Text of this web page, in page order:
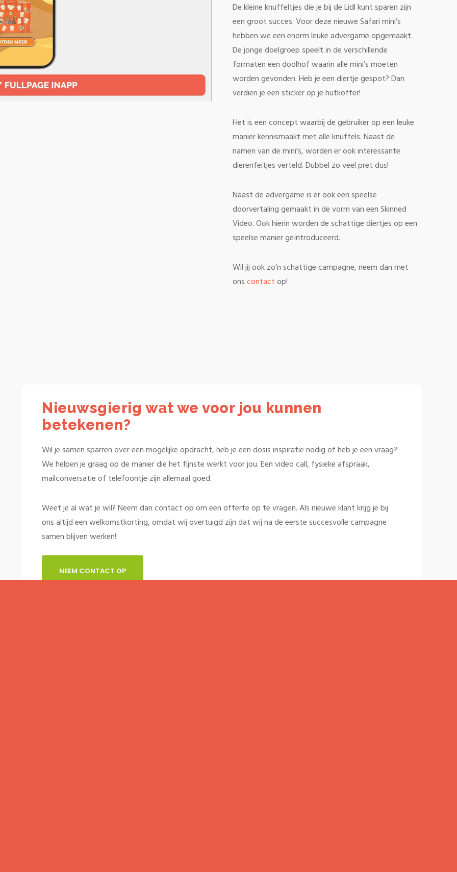
De kleine knuffeltjes die je bij de Lidl kunt sparen zijn
een groot succes. Voor deze nieuwe Safari mini’s
hebben we een enorm leuke advergame opgemaakt.
De jonge doelgroep speelt in de verschillende
formaten een doolhof waarin alle mini’s moeten
worden gevonden. Heb je een diertje gespot? Dan
verdien je een sticker op je hutkoffer!
Het is een concept waarbij de gebruiker op een leuke
manier kennismaakt met alle knuffels. Naast de
namen van de mini’s, worden er ook interessante
dierenfeitjes verteld. Dubbel zo veel pret dus!
Naast de advergame is er ook een speelse
doorvertaling gemaakt in de vorm van een Skinned
Video. Ook hierin worden de schattige diertjes op een
speelse manier geïntroduceerd.
Wil jij ook zo’n schattige campagne, neem dan met
onscontactop!
Nieuwsgierig wat we voor jou kunnen
betekenen?
Wil je samen sparren over een mogelijke opdracht, heb je een dosis inspiratie nodig of heb je een vraag?
We helpen je graag op de manier die het fijnste werkt voor jou. Een video call, fysieke afspraak,
mailconversatie of telefoontje zijn allemaal goed.
Weet je al wat je wil? Neem dan contact op om een offerte op te vragen. Als nieuwe klant krijg je bij
ons altijd een welkomstkorting, omdat wij overtuigd zijn dat wij na de eerste succesvolle campagne
samen blijven werken!
NEEM CONTACT OP